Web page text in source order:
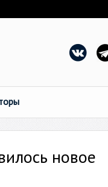
новое